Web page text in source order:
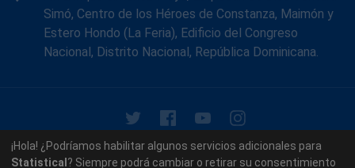
Simó, Centro de los Héroes de Constanza, Maimón y
Estero Hondo (La Feria), Edificio del Congreso
Nacional, Distrito Nacional, República Dominicana.
© 2026 - Memoria Histórica del Senado de la República
Dominicana. Todos los derechos reservados.
¡Hola! ¿Podríamos habilitar algunos servicios adicionales para
Statistical ? Siempre podrá cambiar o retirar su consentimiento